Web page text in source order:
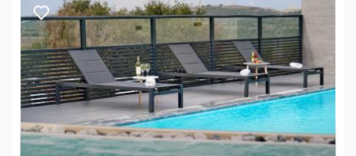
בלו-לזוגות בלבד -לחצו כאן